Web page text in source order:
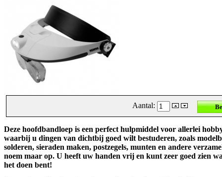
Aantal:
Deze hoofdbandloep is een perfect hulpmiddel voor allerlei
waarbij u dingen van dichtbij goed wilt bestuderen, zoals
solderen, sieraden maken, postzegels, munten en andere
noem maar op. U heeft uw handen vrij en kunt zeer goed zien
het doen bent!